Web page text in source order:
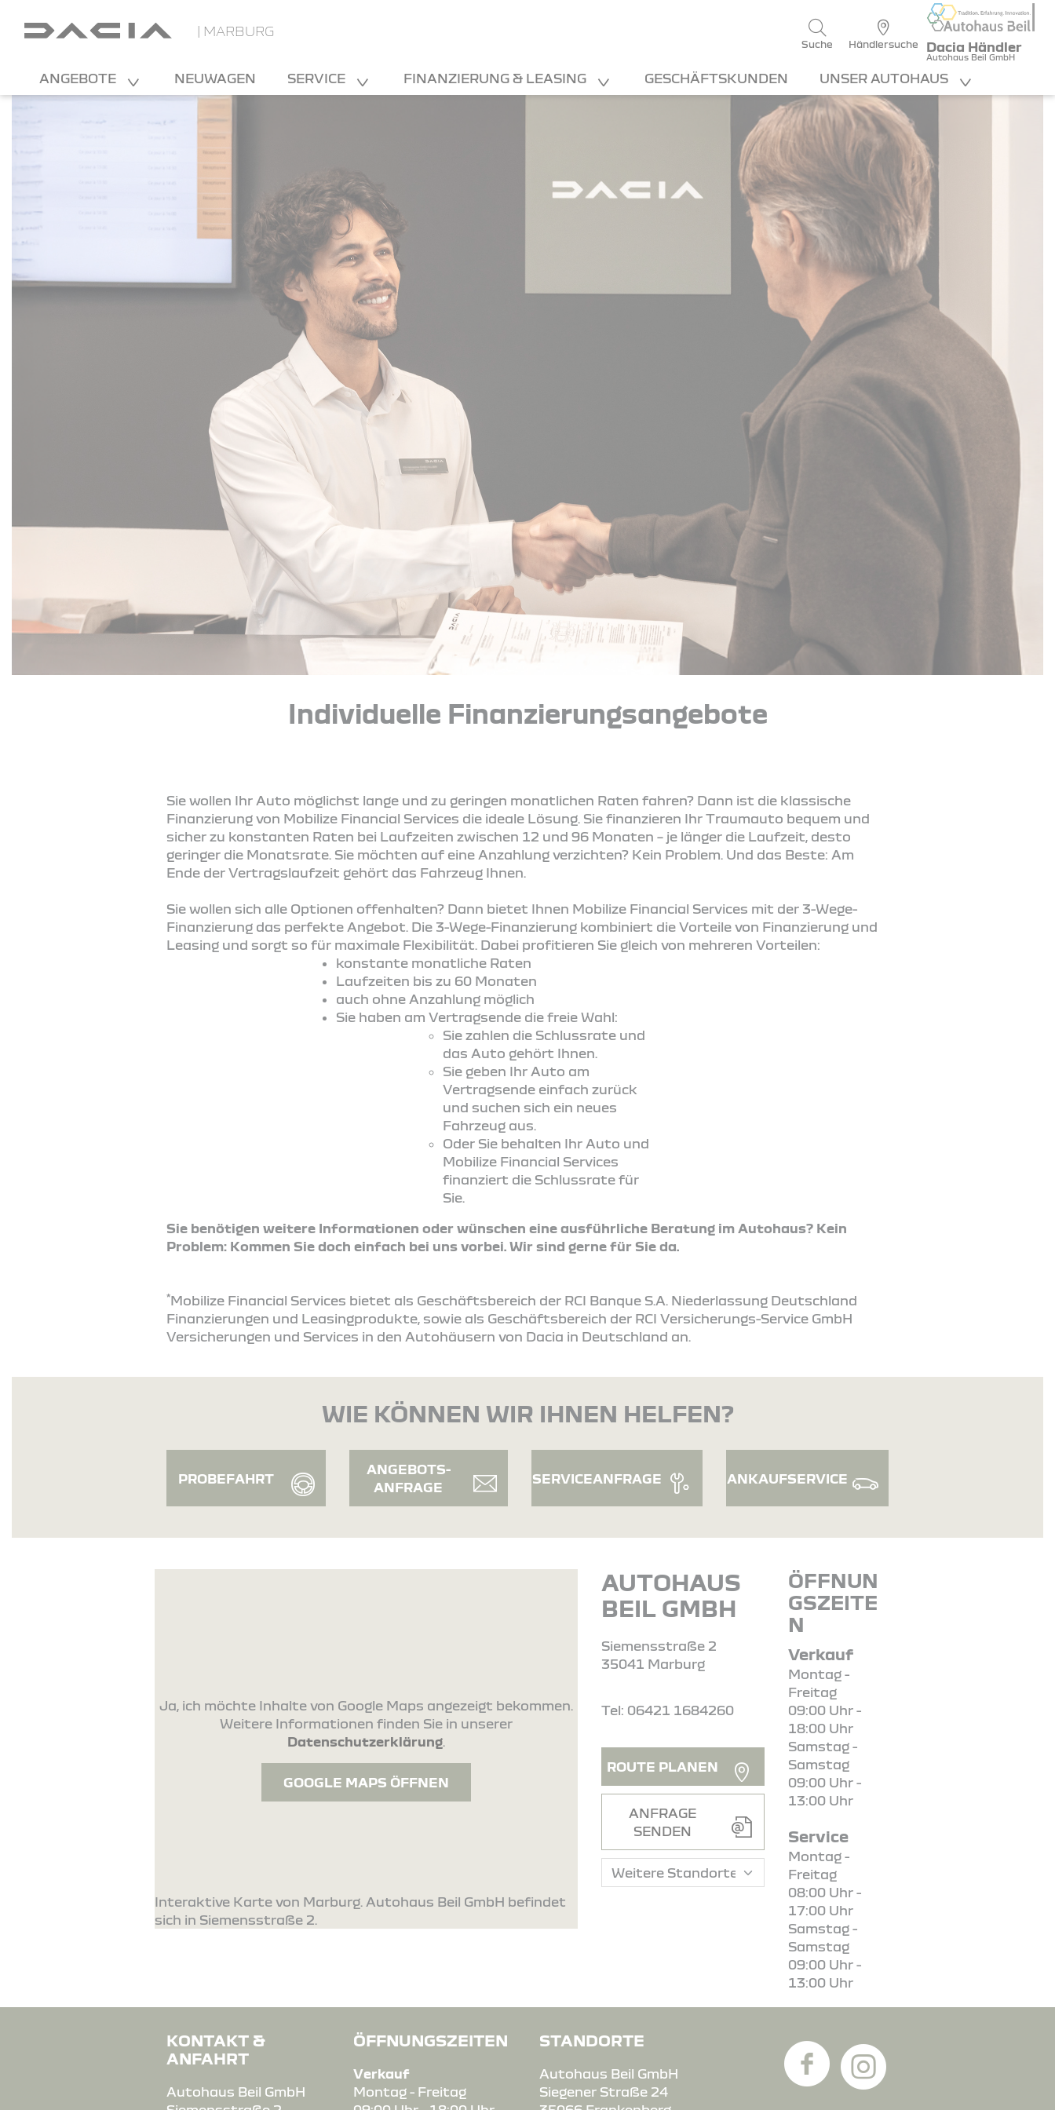
| MARBURG
Suche Händlersuche Dacia Händler
Autohaus Beil GmbH
ANGEBOTE NEUWAGEN SERVICE FINANZIERUNG & LEASING GESCHÄFTSKUNDEN UNSER AUTOHAUS
Individuelle Finanzierungsangebote
Sie wollen Ihr Auto möglichst lange und zu geringen monatlichen Raten fahren? Dann ist die klassische
Finanzierung von Mobilize Financial Services die ideale Lösung. Sie finanzieren Ihr Traumauto bequem und
sicher zu konstanten Raten bei Laufzeiten zwischen 12 und 96 Monaten – je länger die Laufzeit, desto
geringer die Monatsrate. Sie möchten auf eine Anzahlung verzichten? Kein Problem. Und das Beste: Am
Ende der Vertragslaufzeit gehört das Fahrzeug Ihnen.
Sie wollen sich alle Optionen offenhalten? Dann bietet Ihnen Mobilize Financial Services mit der 3-Wege-
Finanzierung das perfekte Angebot. Die 3-Wege-Finanzierung kombiniert die Vorteile von Finanzierung und
Leasing und sorgt so für maximale Flexibilität. Dabei profitieren Sie gleich von mehreren Vorteilen:
konstante monatliche Raten
Laufzeiten bis zu 60 Monaten
auch ohne Anzahlung möglich
Sie haben am Vertragsende die freie Wahl:
Sie zahlen die Schlussrate und
das Auto gehört Ihnen.
Sie geben Ihr Auto am
Vertragsende einfach zurück
und suchen sich ein neues
Fahrzeug aus.
Oder Sie behalten Ihr Auto und
Mobilize Financial Services
finanziert die Schlussrate für
Sie.
Sie benötigen weitere Informationen oder wünschen eine ausführliche Beratung im Autohaus? Kein
Problem: Kommen Sie doch einfach bei uns vorbei. Wir sind gerne für Sie da.
*Mobilize Financial Services bietet als Geschäftsbereich der RCI Banque S.A. Niederlassung Deutschland
Finanzierungen und Leasingprodukte, sowie als Geschäftsbereich der RCI Versicherungs-Service GmbH
Versicherungen und Services in den Autohäusern von Dacia in Deutschland an.
WIE KÖNNEN WIR IHNEN HELFEN?
PROBEFAHRT
ANGEBOTS-
ANFRAGE
SERVICEANFRAGE ANKAUFSERVICE
Ja, ich möchte Inhalte von Google Maps angezeigt bekommen.
Weitere Informationen finden Sie in unserer
Datenschutzerklärung.
GOOGLE MAPS ÖFFNEN
Interaktive Karte von Marburg. Autohaus Beil GmbH befindet
sich in Siemensstraße 2.
AUTOHAUS
BEIL GMBH
Siemensstraße 2
35041 Marburg
Tel: 06421 1684260
ROUTE PLANEN
ANFRAGE
SENDEN
ÖFFNUN
GSZEITE
N
Verkauf
Montag -
Freitag
09:00 Uhr -
18:00 Uhr
Samstag -
Samstag
09:00 Uhr -
13:00 Uhr
Service
Montag -
Freitag
08:00 Uhr -
17:00 Uhr
Samstag -
Samstag
09:00 Uhr -
13:00 Uhr
KONTAKT &
ANFAHRT
Autohaus Beil GmbH
ÖFFNUNGSZEITEN
Verkauf
Montag - Freitag
STANDORTE
Autohaus Beil GmbH
Siegener Straße 24